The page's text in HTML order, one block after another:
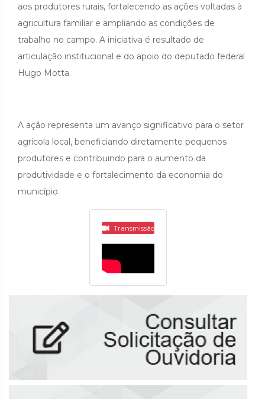
aos produtores rurais, fortalecendo as ações voltadas à
agricultura familiar e ampliando as condições de
trabalho no campo. A iniciativa é resultado de
articulação institucional e do apoio do deputado federal
Hugo Motta.
A ação representa um avanço significativo para o setor
agrícola local, beneficiando diretamente pequenos
produtores e contribuindo para o aumento da
produtividade e o fortalecimento da economia do
município.
Transmissão